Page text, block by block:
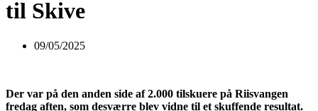
til Skive
09/05/2025
Der var på den anden side af 2.000 tilskuere på Riisvangen
fredag aften, som desværre blev vidne til et skuffende resultat.